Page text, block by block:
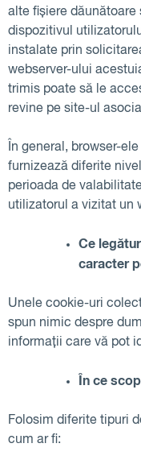
alte fișiere
dispozitivul
instalate prin
webserver-ului
trimis poate să le
revine pe site-ul
În general, browser-
furnizează diferite
perioada de
utilizatorul a vizitat un
Ce
caracter
Unele cookie-uri
spun nimic despre
informații care vă pot
În ce
Folosim diferite tipuri
cum ar fi: